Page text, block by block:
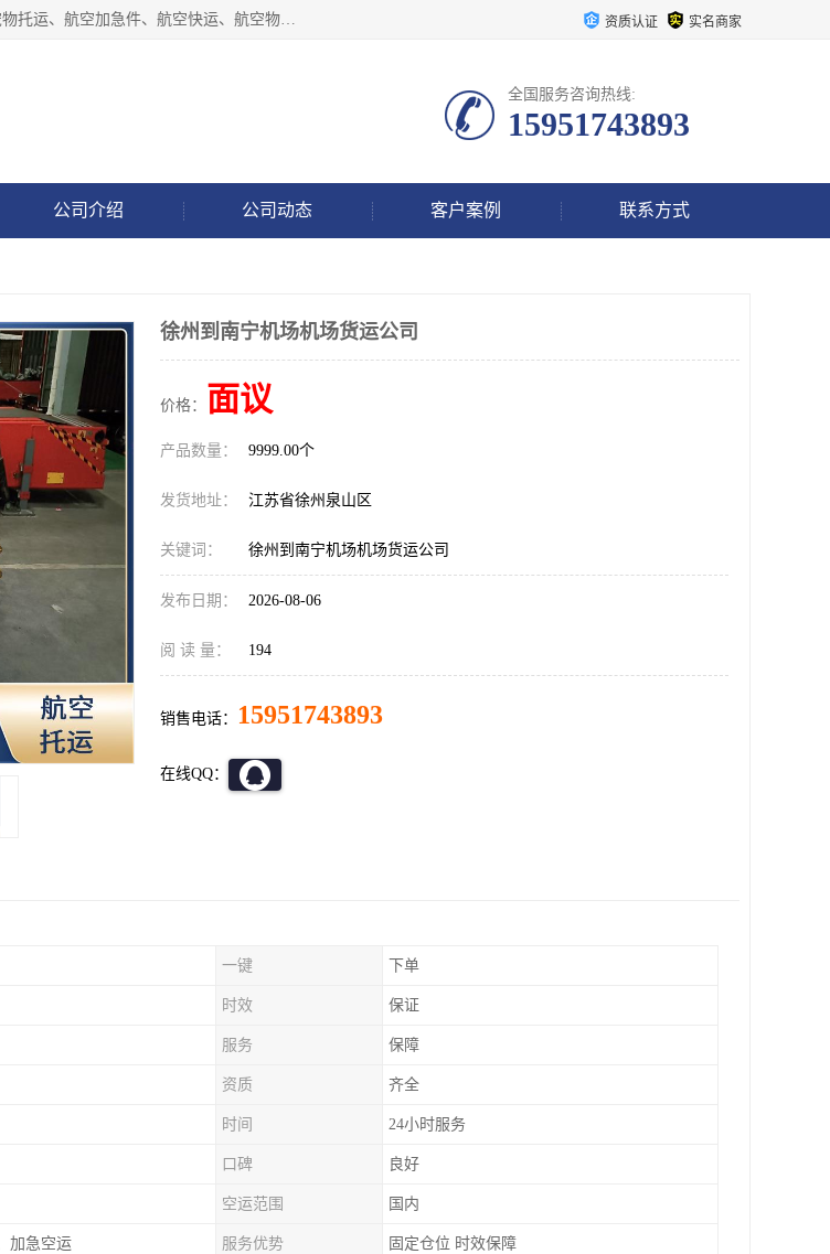
徐州福宝来物流有限公司专业从事机场航空货运、机场快递,航空快递、航空货运、宠物托运、航空加急件、航空快运、航空物流、航空托运、空运当日达等业务。 资质认证 实名商家
全国服务咨询热线:
15951743893
公司介绍 公司动态 客户案例 联系方式
徐州到南宁机场机场货运公司
价格： 面议
产品数量： 9999.00个
发货地址： 江苏省徐州泉山区
关键词： 徐州到南宁机场机场货运公司
发布日期： 2026-08-06
阅 读 量： 194
销售电话： 15951743893
在线QQ：
一键 下单
时效 保证
服务 保障
资质 齐全
时间 24小时服务
口碑 良好
空运范围 国内
加急空运 服务优势 固定仓位 时效保障